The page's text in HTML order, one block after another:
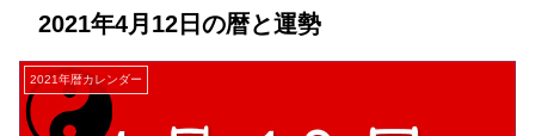
2021年4月12日の暦と運勢
2021年暦カレンダー